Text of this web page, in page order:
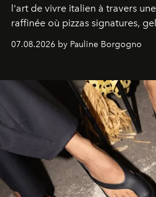
l'art de vivre italien à travers
raffinée où pizzas signatures,
d'exception composent un
07.08.2026 by Pauline Borgogno